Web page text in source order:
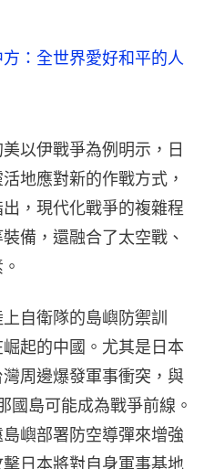
：全世界愛好和平的人
以伊戰爭為例明示，日
地應對新的作戰方式，
，現代化戰爭的複雜程
備，還融合了太空戰、
自衛隊的島嶼防禦訓
起的中國。尤其是日本
周邊爆發軍事衝突，與
國島可能成為戰爭前線。
嶼部署防空導彈來增強
日本將對自身軍事基地